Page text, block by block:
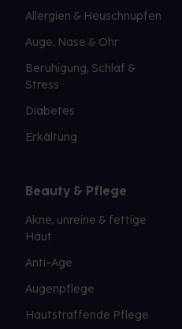
Allergien & Heuschnupfen
Auge, Nase & Ohr
Beruhigung, Schlaf &
Stress
Diabetes
Erkältung
Beauty & Pflege
Akne, unreine & fettige
Haut
Anti-Age
Augenpflege
Hautstraffende Pflege